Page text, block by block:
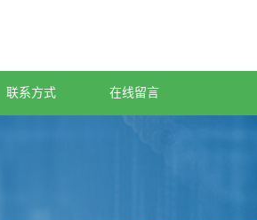
联系方式 在线留言